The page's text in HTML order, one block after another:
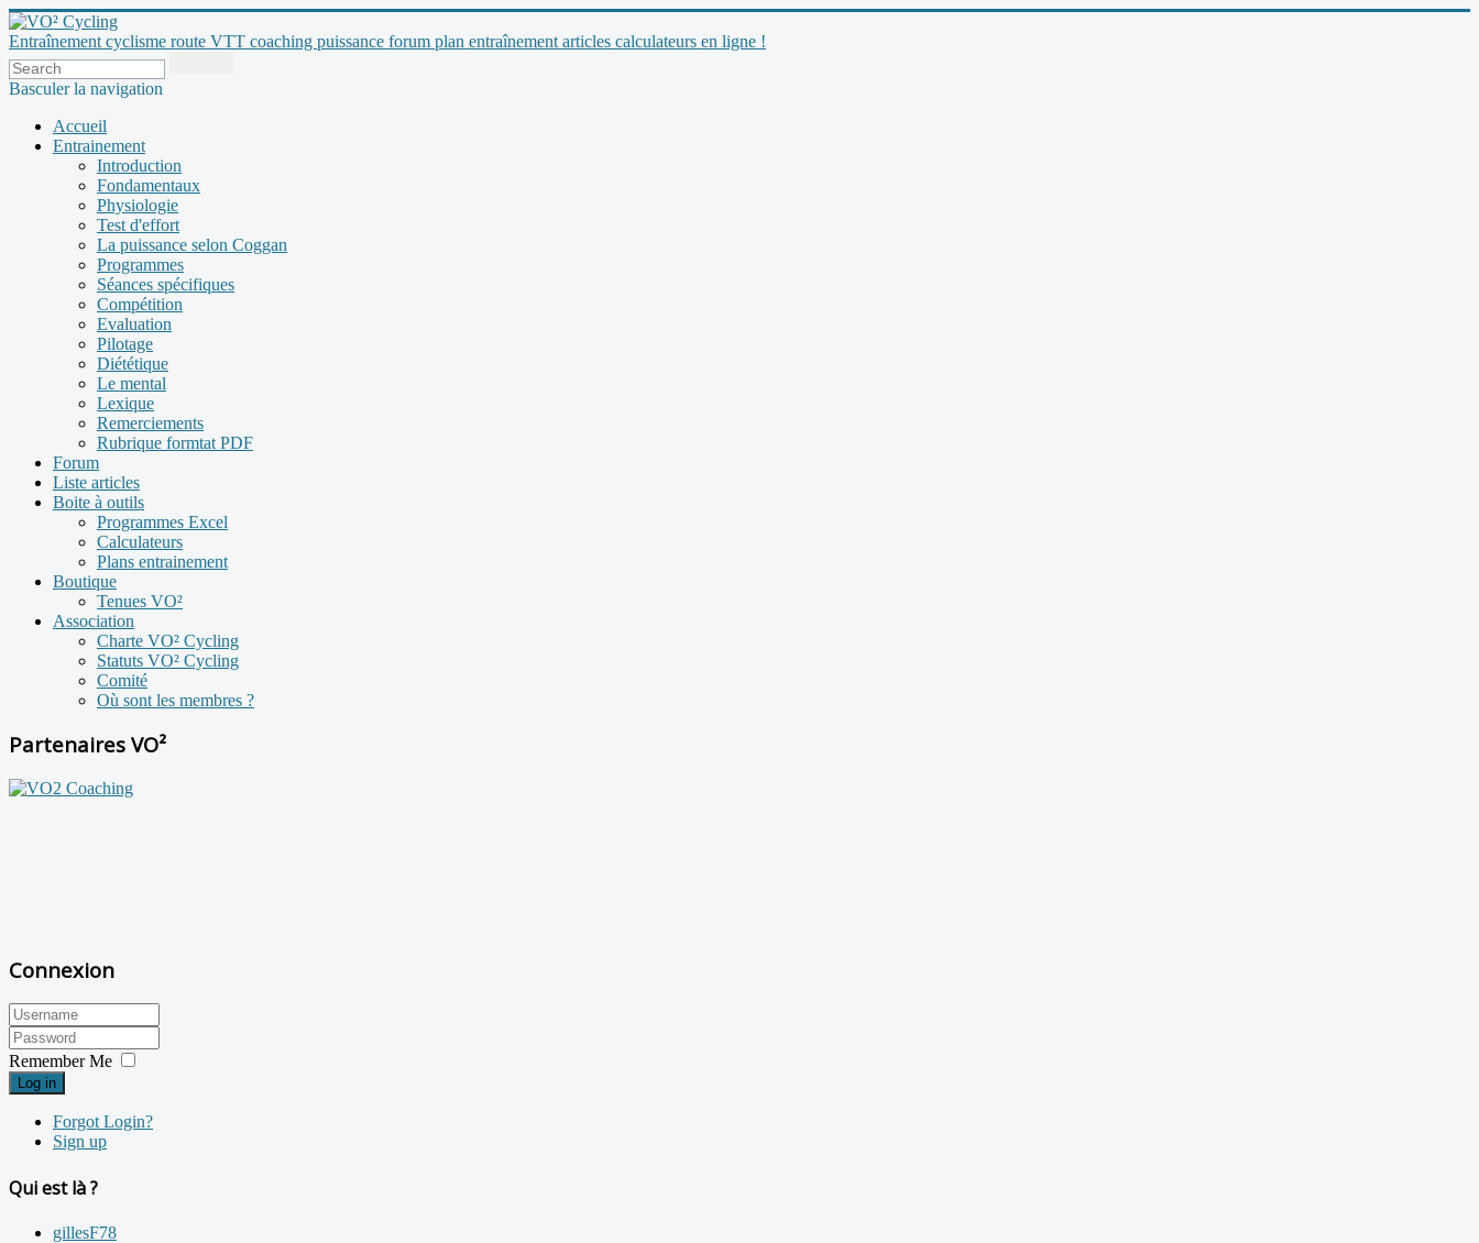
Entraînement cyclisme route VTT coaching puissance forum plan entraînement articles calculateurs en ligne !
Basculer la navigation
Accueil
Entrainement
Introduction
Fondamentaux
Physiologie
Test d'effort
La puissance selon Coggan
Programmes
Séances spécifiques
Compétition
Evaluation
Pilotage
Diététique
Le mental
Lexique
Remerciements
Rubrique formtat PDF
Forum
Liste articles
Boite à outils
Programmes Excel
Calculateurs
Plans entrainement
Boutique
Tenues VO²
Association
Charte VO² Cycling
Statuts VO² Cycling
Comité
Où sont les membres ?
Partenaires VO²
Connexion
Remember Me
Log in
Forgot Login?
Sign up
Qui est là ?
gillesF78